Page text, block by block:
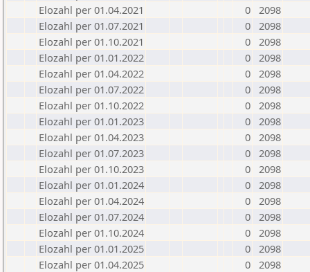
Elozahl per 01.04.2021
0 2098
Elozahl per 01.07.2021
0 2098
Elozahl per 01.10.2021
0 2098
Elozahl per 01.01.2022
0 2098
Elozahl per 01.04.2022
0 2098
Elozahl per 01.07.2022
0 2098
Elozahl per 01.10.2022
0 2098
Elozahl per 01.01.2023
0 2098
Elozahl per 01.04.2023
0 2098
Elozahl per 01.07.2023
0 2098
Elozahl per 01.10.2023
0 2098
Elozahl per 01.01.2024
0 2098
Elozahl per 01.04.2024
0 2098
Elozahl per 01.07.2024
0 2098
Elozahl per 01.10.2024
0 2098
Elozahl per 01.01.2025
0 2098
Elozahl per 01.04.2025
0 2098